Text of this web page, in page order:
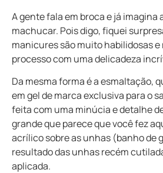
A gente fala em broca e já imagina
machucar. Pois digo, fiquei
manicures são muito habilidosas e
processo com uma delicadeza
Da mesma forma é a esmaltação,
em gel de marca exclusiva para o
feita com uma minúcia e detalhe
grande que parece que você fez
acrílico sobre as unhas (banho de
resultado das unhas recém
aplicada.